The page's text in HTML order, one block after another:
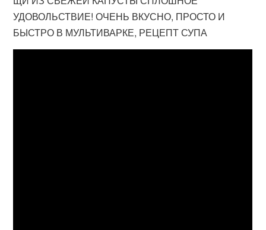
УДОВОЛЬСТВИЕ! ОЧЕНЬ ВКУСНО, ПРОСТО И
БЫСТРО В МУЛЬТИВАРКЕ, РЕЦЕПТ СУПА